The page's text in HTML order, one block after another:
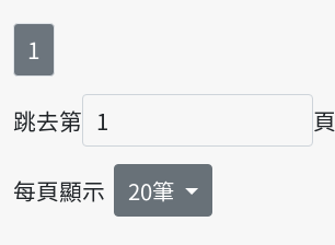
第
1
跳去第
頁碼
頁
每頁顯示 20筆